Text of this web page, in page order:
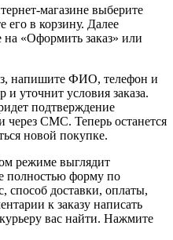
магазине выберите
его в корзину. Далее
«Оформить заказ» или
напишите ФИО, телефон и
уточнит условия заказа.
подтверждение
через СМС. Теперь останется
новой покупке.
режиме выглядит
полностью форму по
способ доставки, оплаты,
к заказу написать
вас найти. Нажмите